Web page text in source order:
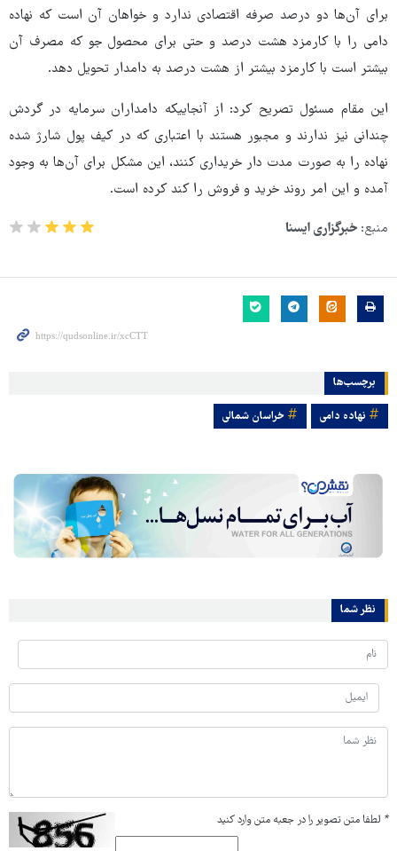
برای آن‌ها دو درصد صرفه اقتصادی ندارد و خواهان آن است که نهاده
دامی را با کارمزد هشت درصد و حتی برای محصول جو که مصرف آن
بیشتر است با کارمزد بیشتر از هشت درصد به دامدار تحویل دهد.
این مقام مسئول تصریح کرد: از آنجاییکه دامداران سرمایه در گردش
چندانی نیز ندارند و مجبور هستند با اعتباری که در کیف پول شارژ شده
نهاده را به صورت مدت دار خریداری کنند، این مشکل برای آن‌ها به وجود
آمده و این امر روند خرید و فروش را کند کرده است.
منبع: خبرگزاری ایسنا
برچسب‌ها
نهاده دامی خراسان شمالی
نظر شما
* لطفا متن تصویر را در جعبه متن وارد کنید